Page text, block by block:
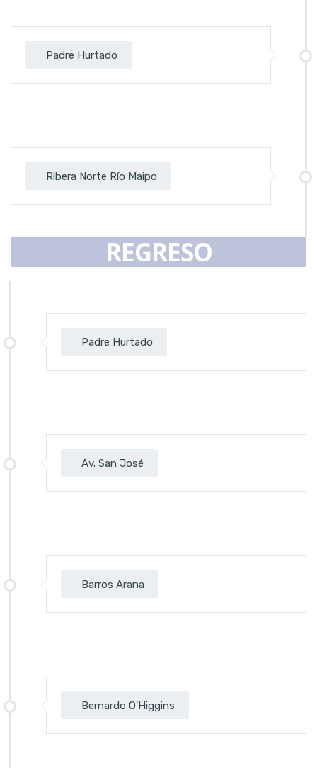
Padre Hurtado
Ribera Norte Río Maipo
REGRESO
Padre Hurtado
Av. San José
Barros Arana
Bernardo O'Higgins